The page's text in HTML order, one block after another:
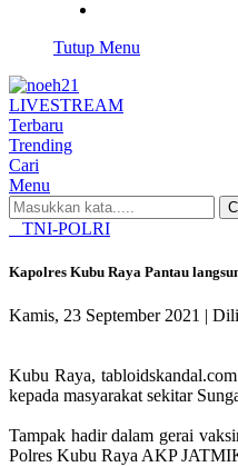
Tutup Menu
LIVESTREAM
Terbaru
Trending
Cari
Menu
TNI-POLRI
Kapolres Kubu Raya Pantau
Kamis, 23 September 2021 |
Kubu Raya,
kepada masyarakat sekitar
Tampak hadir dalam gerai
Polres Kubu Raya AKP